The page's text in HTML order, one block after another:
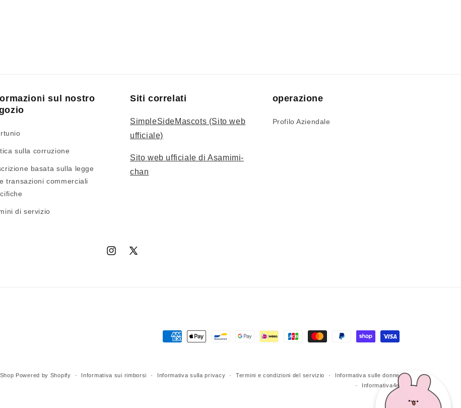
sul nostro
sulla corruzione
basata sulla legge
transazioni commerciali
di servizio
Siti correlati
SimpleSideMascots (Sito web
ufficiale)
Sito web ufficiale di Asamimi-
chan
operazione
Profilo Aziendale
Instagram
X
Metodi
Powered by Shopify Informativa sui rimborsi Informativa sulla privacy Termini e condizioni del servizio
Informativa sulle donne
Informativa4e